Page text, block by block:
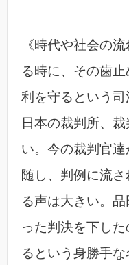
《時代や社会の
る時に、その歯
利を守るという司
日本の裁判所、
い。今の裁判官
随し、判例に流
る声は大きい。
った判決を下し
るという身勝手